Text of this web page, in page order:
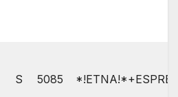
S 5085